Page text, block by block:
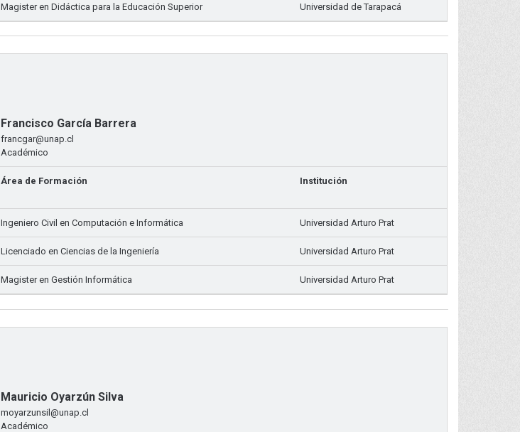
Magister en Didáctica para la Educación Superior Universidad de Tarapacá
Francisco García Barrera
francgar@unap.cl
Académico
Área de Formación Institución
Ingeniero Civil en Computación e Informática Universidad Arturo Prat
Licenciado en Ciencias de la Ingeniería Universidad Arturo Prat
Magister en Gestión Informática Universidad Arturo Prat
Mauricio Oyarzún Silva
moyarzunsil@unap.cl
Académico